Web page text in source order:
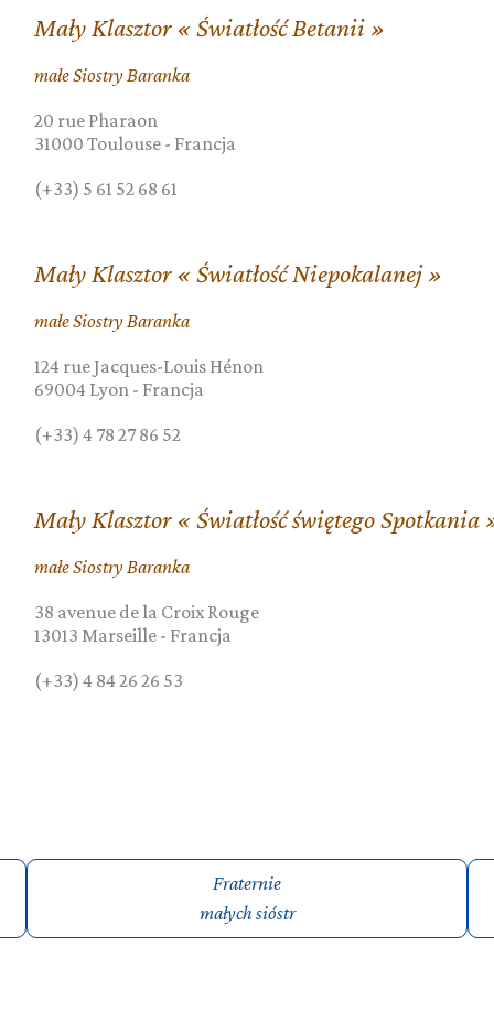
Mały Klasztor « Światłość Betanii »
małe Siostry Baranka
20 rue Pharaon
31000 Toulouse- Francja
(+33) 5 61 52 68 61
Mały Klasztor « Światłość Niepokalanej »
małe Siostry Baranka
124 rue Jacques-Louis Hénon
69004 Lyon- Francja
(+33) 4 78 27 86 52
Mały Klasztor « Światłość świętego Spotkania
małe Siostry Baranka
38 avenue de la Croix Rouge
13013 Marseille- Francja
(+33) 4 84 26 26 53
Fraternie
małych sióstr